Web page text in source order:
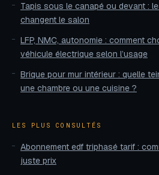
Tapis sous le canapé ou devant :
changent le salon
LFP, NMC, autonomie : comment
véhicule électrique selon l’usage
Brique pour mur intérieur : quelle
une chambre ou une cuisine ?
LES PLUS CONSULTÉS
Abonnement edf triphasé tarif :
juste prix